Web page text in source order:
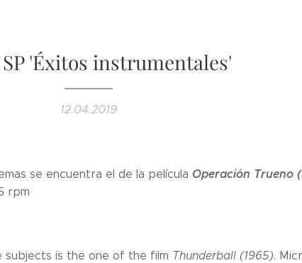
'Éxitos instrumentales'
12.04.2019
se encuentra el de la película Operación Trueno
rpm
subjects is the one of the film Thunderball (1965).